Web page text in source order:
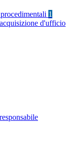
1
d'ufficio